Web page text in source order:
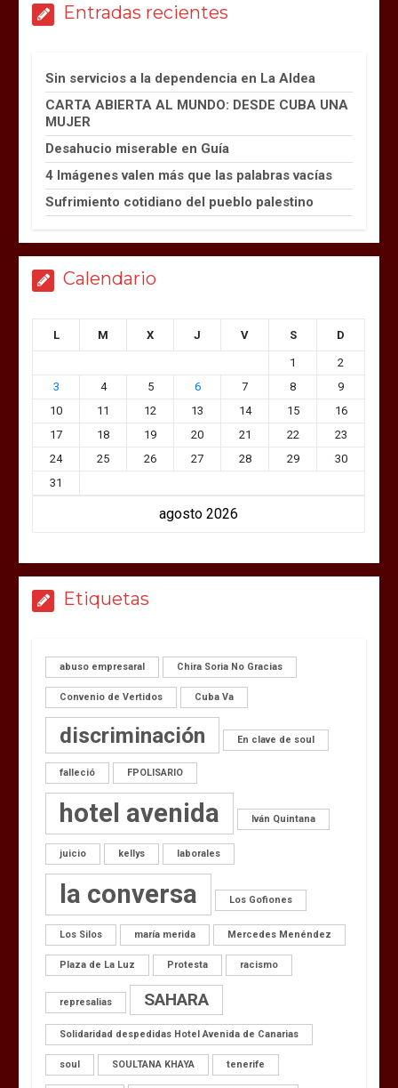
Entradas recientes
Sin servicios a la dependencia en La Aldea
CARTA ABIERTA AL MUNDO: DESDE CUBA UNA
MUJER
Desahucio miserable en Guía
4 Imágenes valen más que las palabras vacías
Sufrimiento cotidiano del pueblo palestino
Calendario
agosto 2026
L M X J V S D
1
2
3
4 5 6 7 8
9
10
11 12 13 14 15
16
17
18 19 20 21 22
23
24
25 26 27 28 29
30
31
Etiquetas
abuso empresaral Chira Soria No Gracias
Convenio de Vertidos Cuba Va
discriminación En clave de soul
falleció FPOLISARIO
hotel avenida Iván Quintana
juicio kellys laborales
la conversa Los Gofiones
Los Silos maría merida Mercedes Menéndez
Plaza de La Luz Protesta racismo
represalias SAHARA
Solidaridad despedidas Hotel Avenida de Canarias
soul SOULTANA KHAYA tenerife